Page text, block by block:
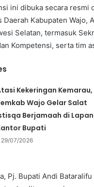
ini dibuka secara resmi
Daerah Kabupaten
Selatan, termasuk
Kompetensi, serta tim
Kekeringan Kemarau,
Wajo Gelar Salat
Berjamaah di
Bupati
29/07/2026
Pj. Bupati Andi